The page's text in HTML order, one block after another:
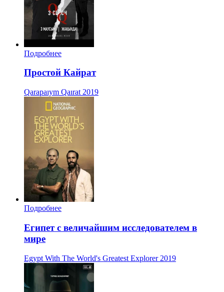
Подробнее
Простой Кайрат
Qarapaıym Qaırat 2019
Подробнее
Египет с величайшим исследователем в
мире
Egypt With The World's Greatest Explorer 2019